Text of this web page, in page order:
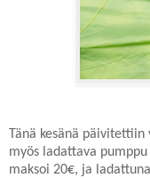
Tänä kesänä
myös ladattava
maksoi 20€, ja